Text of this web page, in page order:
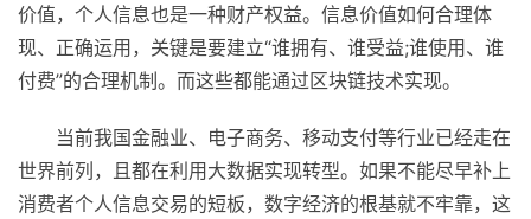
价值，个人信息也是一种财产权益。信息价值如何合理体
现、正确运用，关键是要建立“谁拥有、谁受益;谁使用、谁
付费”的合理机制。而这些都能通过区块链技术实现。
当前我国金融业、电子商务、移动支付等行业已经走在
世界前列，且都在利用大数据实现转型。如果不能尽早补上
消费者个人信息交易的短板，数字经济的根基就不牢靠，这